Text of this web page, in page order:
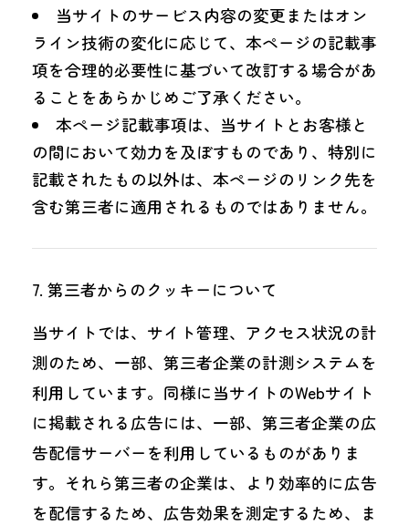
当サイトのサービス内容の変更またはオン
ライン技術の変化に応じて、本ページの記載事
項を合理的必要性に基づいて改訂する場合があ
ることをあらかじめご了承ください。
本ページ記載事項は、当サイトとお客様と
の間において効力を及ぼすものであり、特別に
記載されたもの以外は、本ページのリンク先を
含む第三者に適用されるものではありません。
第三者からのクッキーについて
当サイトでは、サイト管理、アクセス状況の計
測のため、一部、第三者企業の計測システムを
利用しています。同様に当サイトのWebサイト
に掲載される広告には、一部、第三者企業の広
告配信サーバーを利用しているものがありま
す。それら第三者の企業は、より効率的に広告
を配信するため、広告効果を測定するため、ま